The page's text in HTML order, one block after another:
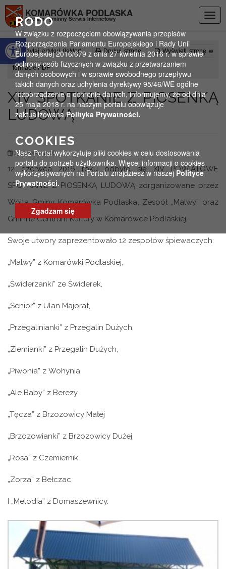
Otwórz pasek narzędzi
KOMARÓWKA PODLASKA
Oficjalny gminny Serwis Internetowy
Czytaj artykuł (lektor) Drukuj stronę Wyświetl stronę w
formacie PDF
XIV SPOTKANIE Z PIOSENKĄ
LUDOWĄ
13 czerwca 2016
12 czerwca 2016 roku odbyło się XIV POWIATOWE
SPOTKANIE Z PIOSENKĄ LUDOWĄ zorganizowane przez
Wójta Gminy Komarówka Podlaska, Zespół „Malwy” oraz
Gminne Centrum Kultury w Komarówce Podlaskiej.
Swoje utwory zaprezentowało 12 zespołów śpiewaczych:
„Malwy” z Komarówki Podlaskiej,
„Świderzanki” ze Świderek,
„Senior” z Ulan Majorat,
„Przegalinianki” z Przegalin Dużych,
„Ziemianki” z Przegalin Dużych,
„Piwonia” z Wohynia
„Ale Baby” z Berezy
„Tęcza” z Brzozowicy Małej
„Brzozowianki” z Brzozowicy Dużej
„Rosa” z Czemiernik
„Zorza” z Bełczac
I „Melodia” z Domaszewnicy.
RODO
W związku z rozpoczęciem obowiązywania przepisów
Rozporządzenia Parlamentu Europejskiego i Rady Unii
Europejskiej 2016/679 z dnia 27 kwietnia 2016 r. w sprawie
ochrony osób fizycznych w związku z przetwarzaniem
danych osobowych i w sprawie swobodnego przepływu
takich danych oraz uchylenia dyrektywy 95/46/WE ogólne
rozporządzenie o ochronie danych, informujemy, że od dnia
25 maja 2018 r. na naszym portalu obowiązuje
zaktualizowanaPolityka Prywatności.
COOKIES
Nasz Portal wykorzytuje pliki cookies w celu dostosowania
portalu do potrzeb użytkownika. Więcej informacji o cookies
wykorzystywanych na Portalu znajdziesz w naszejPolityce
Prywatności.
Zgadzam się